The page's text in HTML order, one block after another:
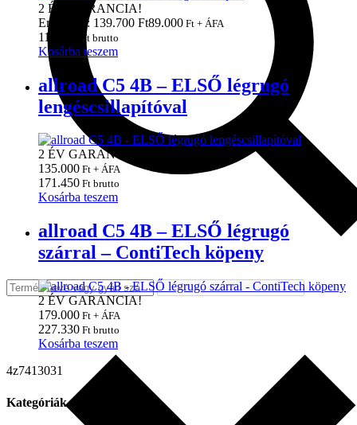
2 ÉV GARANCIA!
Eredeti ár: 139.700 Ft89.000 Ft + ÁFA
113.030 Ft brutto
Kosárba teszem
allroad C5 4B – ELSŐ légrugó
lengéscsillapítóval
2 ÉV GARANCIA!
135.000 Ft + ÁFA
171.450 Ft brutto
Kosárba teszem
allroad C5 4B – ELSŐ légrugó
szárral – ContiTech köpeny
2 ÉV GARANCIA!
179.000 Ft + ÁFA
227.330 Ft brutto
Kosárba teszem
4z7413031
Kategóriák